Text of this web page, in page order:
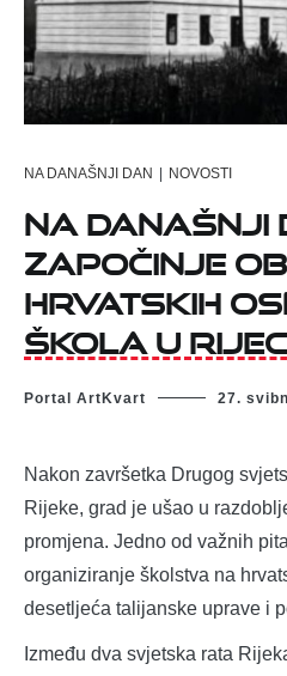
NA DANAŠNJI DAN | NOVOSTI
Na današnji
započinje
hrvatskih
škola u
Portal ArtKvart 27.
Nakon završetka Drugog
Rijeke, grad je ušao u
promjena. Jedno od važnih
organiziranje školstva na
desetljeća talijanske uprave i
Između dva svjetska rata